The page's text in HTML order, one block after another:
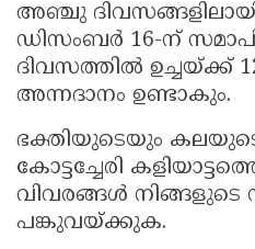
അഞ്ചു ദിവസങ്ങളിലായി
ഡിസംബർ 16-ന്
ദിവസത്തിൽ ഉച്ചയ്ക്ക്
അന്നദാനം ഉണ്ടാകും.
ഭക്തിയുടെയും
കോട്ടച്ചേരി
വിവരങ്ങൾ
പങ്കുവയ്ക്കുക.